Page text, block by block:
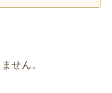
せん。